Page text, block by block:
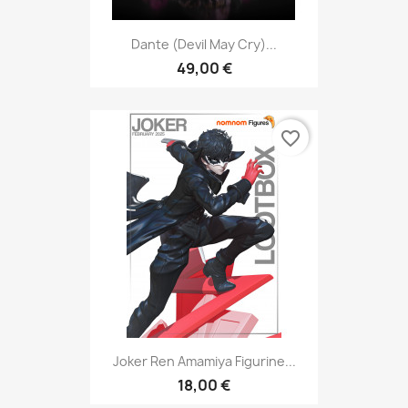
Dante (Devil May Cry)...
49,00 €
Joker Ren Amamiya Figurine...
18,00 €
favorite_border